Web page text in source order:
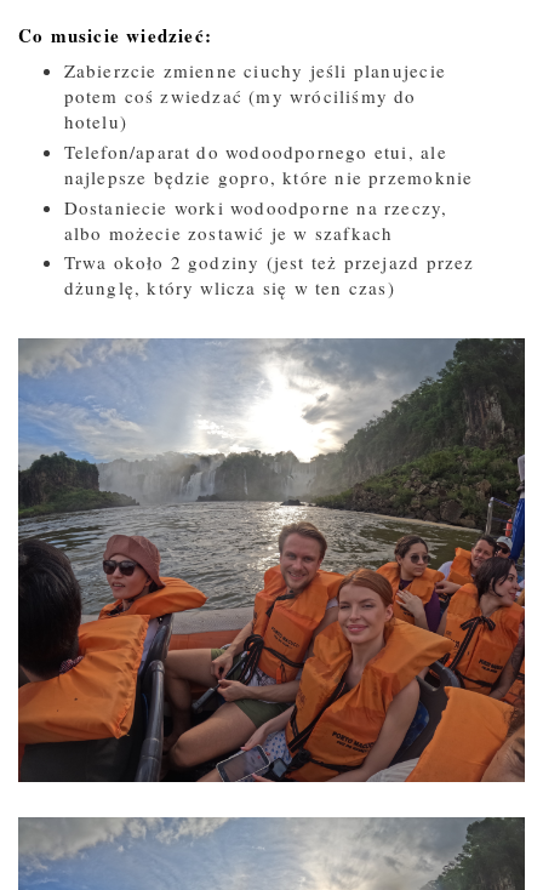
Co musicie wiedzieć:
Zabierzcie zmienne ciuchy jeśli planujecie
potem coś zwiedzać (my wróciliśmy do
hotelu)
Telefon/aparat do wodoodpornego etui, ale
najlepsze będzie gopro, które nie przemoknie
Dostaniecie worki wodoodporne na rzeczy,
albo możecie zostawić je w szafkach
Trwa około 2 godziny (jest też przejazd przez
dżunglę, który wlicza się w ten czas)